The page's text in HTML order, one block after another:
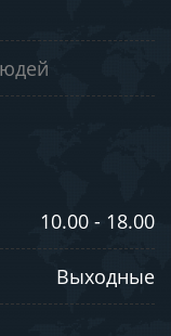
10.00 - 18.00
Выходные